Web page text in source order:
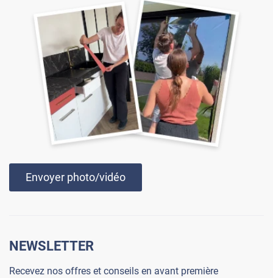
Envoyer photo/vidéo
NEWSLETTER
Recevez nos offres et conseils en avant première